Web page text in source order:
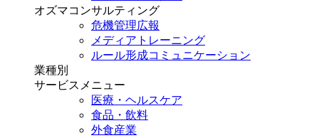
オズマコンサルティング
危機管理広報
メディアトレーニング
ルール形成コミュニケーション
業種別
サービスメニュー
医療・ヘルスケア
食品・飲料
外食産業